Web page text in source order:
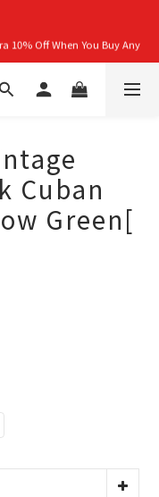
免運費！
Cuban
Green[